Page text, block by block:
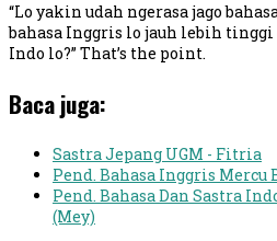
“Lo yakin udah ngerasa jago
bahasa Inggris lo jauh lebih
Indo lo?” That’s the point.
Baca juga:
Sastra Jepang UGM - Fitria
Pend. Bahasa Inggris Mercu
Pend. Bahasa Dan Sastra
(Mey)